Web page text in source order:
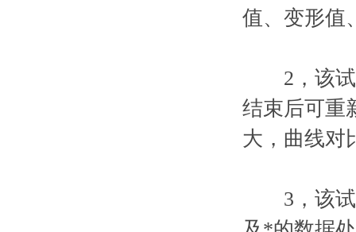
值、变形值
2，该试
结束后可重
大，曲线对
3，该试